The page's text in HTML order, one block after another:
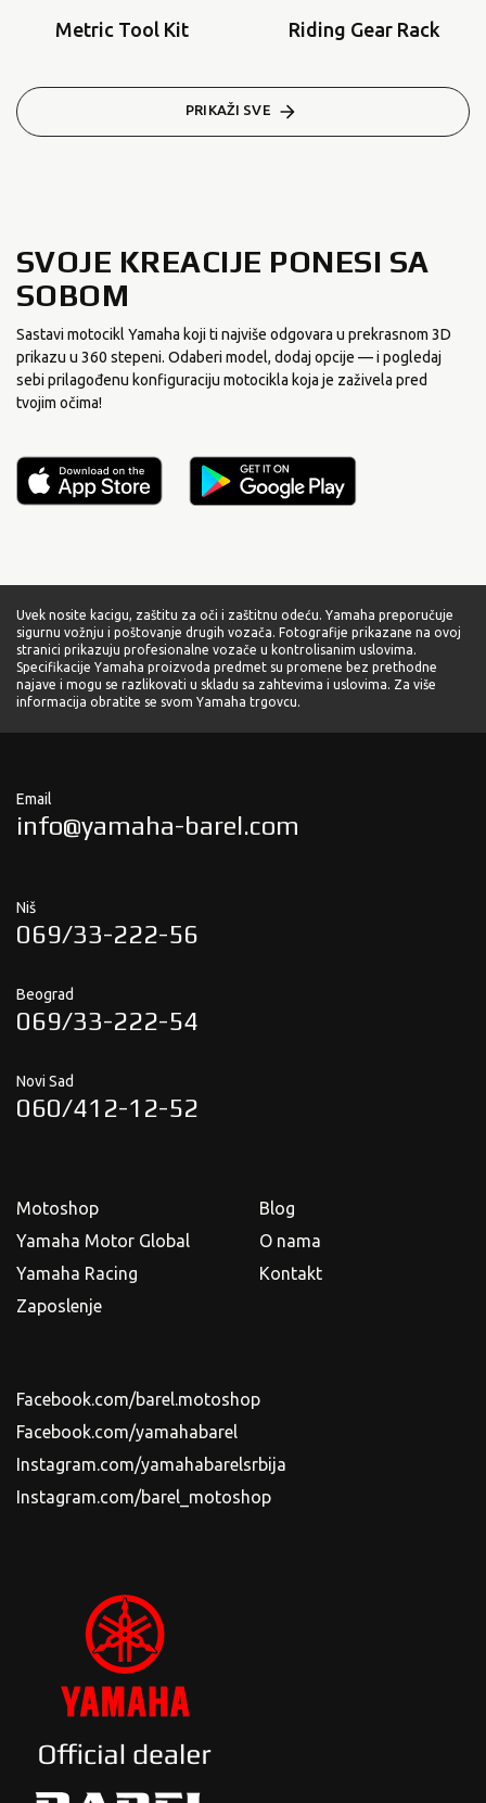
Metric Tool Kit Riding Gear Rack
PRIKAŽI SVE
SVOJE KREACIJE PONESI SA
SOBOM
Sastavi motocikl Yamaha koji ti najviše odgovara u prekrasnom 3D
prikazu u 360 stepeni. Odaberi model, dodaj opcije — i pogledaj
sebi prilagođenu konfiguraciju motocikla koja je zaživela pred
tvojim očima!
Uvek nosite kacigu, zaštitu za oči i zaštitnu odeću. Yamaha preporučuje
sigurnu vožnju i poštovanje drugih vozača. Fotografije prikazane na ovoj
stranici prikazuju profesionalne vozače u kontrolisanim uslovima.
Specifikacije Yamaha proizvoda predmet su promene bez prethodne
najave i mogu se razlikovati u skladu sa zahtevima i uslovima. Za više
informacija obratite se svom Yamaha trgovcu.
Email
info@yamaha-barel.com
Niš
069/33-222-56
Beograd
069/33-222-54
Novi Sad
060/412-12-52
Motoshop
Yamaha Motor Global
Yamaha Racing
Zaposlenje
Blog
O nama
Kontakt
Facebook.com/barel.motoshop
Facebook.com/yamahabarel
Instagram.com/yamahabarelsrbija
Instagram.com/barel_motoshop